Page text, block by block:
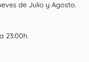
de Julio y Agosto.
23:00h.